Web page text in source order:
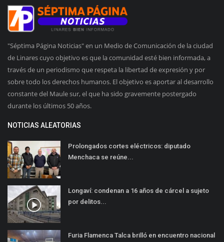
"Séptima Página Noticias" en un Medio de Comunicación de la ciudad
de Linares cuyo objetivo es que la comunidad esté bien informada, a
través de un periodismo que respeta la libertad de expresión y por
sobre todo los derechos humanos. El objetivo es aportar al desarrollo
constante del Maule sur, el que ha sido gravemente postergado
durante los últimos 50 años.
NOTICIAS ALEATORIAS
Prolongados cortes eléctricos: diputado
Menchaca se reúne...
Longaví: condenan a 16 años de cárcel a sujeto
por delitos...
Furia Flamenca Talca brilló en encuentro nacional